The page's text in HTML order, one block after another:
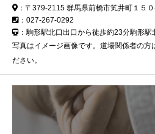
：〒379-2115 群馬県前橋市笂井町１５０
：027-267-0292
：駒形駅北口出口から徒歩約23分駒形
写真はイメージ画像です。道場関係者の方
ださい。